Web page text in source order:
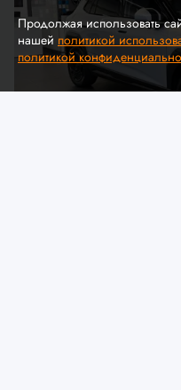
Продолжая использовать
нашей политикой
политикой